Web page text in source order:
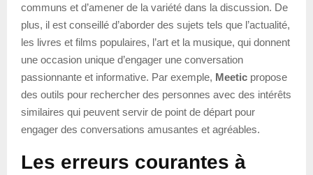
communs et d’amener de la variété dans la discussion. De
plus, il est conseillé d’aborder des sujets tels que l’actualité,
les livres et films populaires, l’art et la musique, qui donnent
une occasion unique d’engager une conversation
passionnante et informative. Par exemple, Meetic propose
des outils pour rechercher des personnes avec des intérêts
similaires qui peuvent servir de point de départ pour
engager des conversations amusantes et agréables.
Les erreurs courantes à